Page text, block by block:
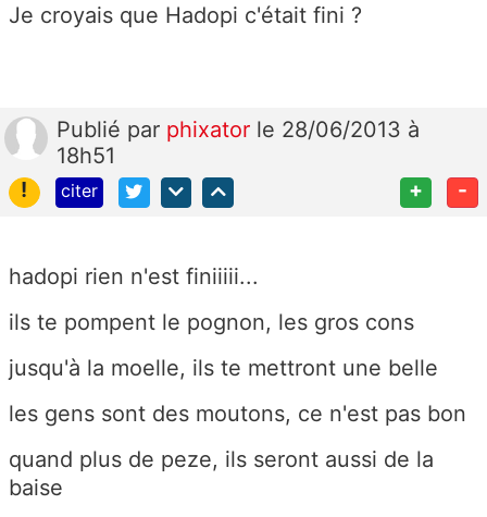
Je croyais que Hadopi c'était fini ?
Publié par phixator le 28/06/2013 à
18h51
!
citer + -
hadopi rien n'est finiiiii...
ils te pompent le pognon, les gros cons
jusqu'à la moelle, ils te mettront une belle
les gens sont des moutons, ce n'est pas bon
quand plus de peze, ils seront aussi de la
baise